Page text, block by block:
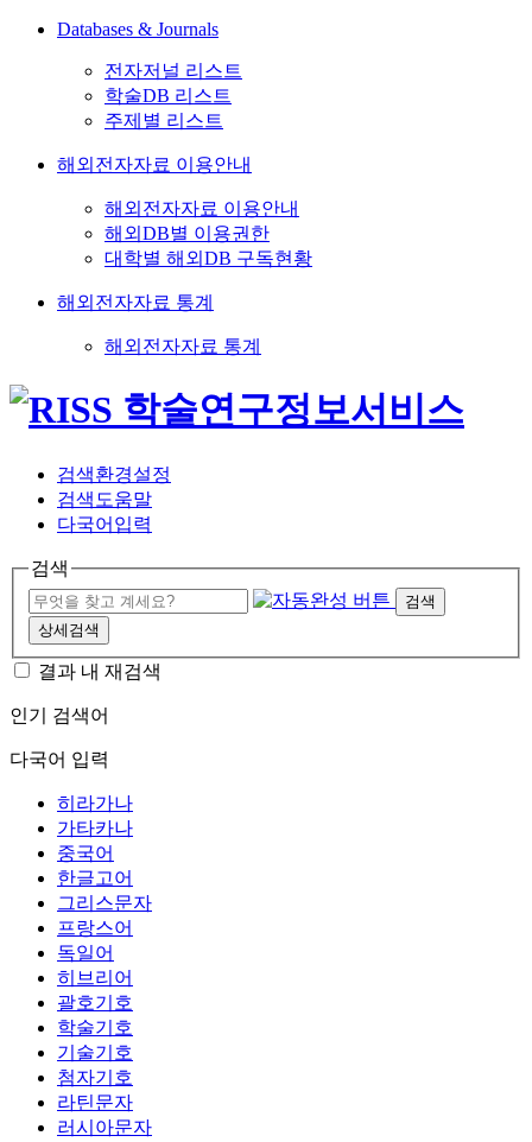
Databases & Journals
전자저널 리스트
학술DB 리스트
주제별 리스트
해외전자자료 이용안내
해외전자자료 이용안내
해외DB별 이용권한
대학별 해외DB 구독현황
해외전자자료 통계
해외전자자료 통계
검색환경설정
검색도움말
다국어입력
검색
검색
상세검색
결과 내 재검색
인기 검색어
다국어 입력
히라가나
가타카나
중국어
한글고어
그리스문자
프랑스어
독일어
히브리어
괄호기호
학술기호
기술기호
첨자기호
라틴문자
러시아문자